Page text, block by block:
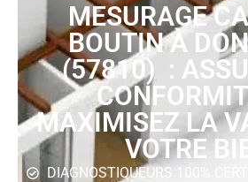
MESURAGE
BOUTIN À
(57810) :
MAXIMISEZ LA
VOTRE
DIAGNOSTIQUEURS 100%